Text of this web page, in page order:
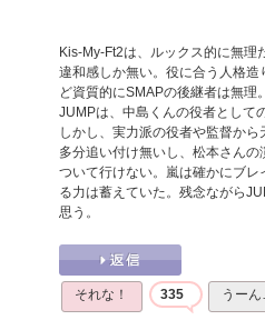
Kis-My-Ft2は、ルックス的に無理
違和感しか無い。役に合う人格
ど資質的にSMAPの後継者は無理。
JUMPは、中島くんの役者として
しかし、実力派の役者や監督か
多分追い付け無いし、松本さん
ついて行けない。嵐は確かにブ
る力は蓄えていた。残念ながら
思う。
それな！ 335 うー